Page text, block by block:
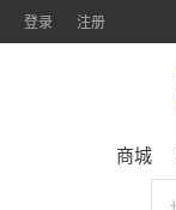
登录 注册
商城